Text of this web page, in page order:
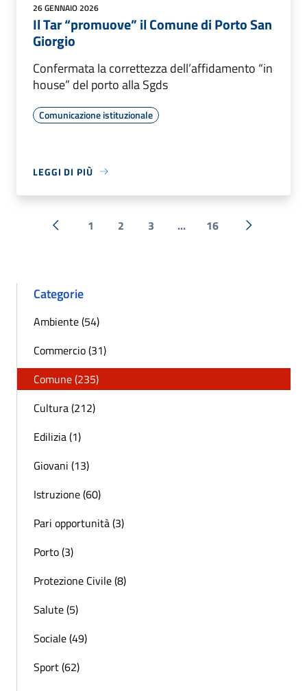
26 GENNAIO 2026
Il Tar “promuove” il Comune di Porto San
Giorgio
Confermata la correttezza dell’affidamento “in
house” del porto alla Sgds
Comunicazione istituzionale
LEGGI DI PIÙ
« Precedente
1 2 3 ... 16 Successiva
Categorie
Ambiente (54)
Commercio (31)
Comune (235)
Cultura (212)
Edilizia (1)
Giovani (13)
Istruzione (60)
Pari opportunità (3)
Porto (3)
Protezione Civile (8)
Salute (5)
Sociale (49)
Sport (62)